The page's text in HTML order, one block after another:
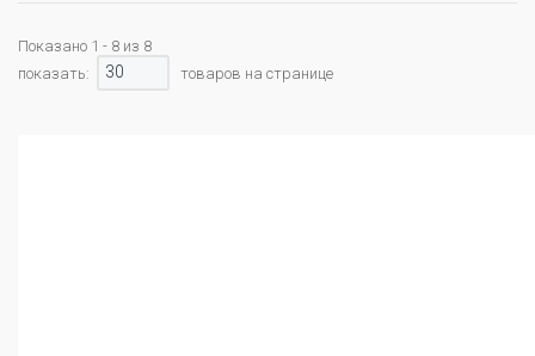
Показано 1 - 8 из 8
показать:
30 товаров на странице